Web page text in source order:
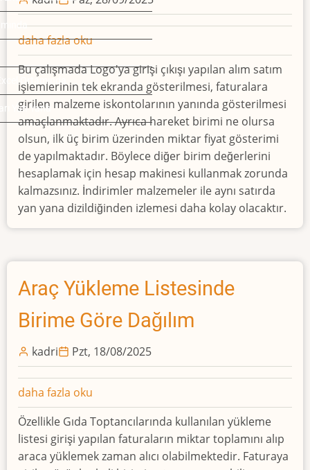
Ortamında
Yan Yana
Logo
Alım
Satım
Analizi
(İskontolar
Tek
Satırda)
Excel
Ortamında
hakkında
daha fazla oku
Bu çalışmada Logo'ya girişi çıkışı yapılan alım satım
işlemlerinin tek ekranda gösterilmesi, faturalara
girilen malzeme iskontolarının yanında gösterilmesi
amaçlanmaktadır. Ayrıca hareket birimi ne olursa
olsun, ilk üç birim üzerinden miktar fiyat gösterimi
de yapılmaktadır. Böylece diğer birim değerlerini
hesaplamak için hesap makinesi kullanmak zorunda
kalmazsınız. İndirimler malzemeler ile aynı satırda
yan yana dizildiğinden izlemesi daha kolay olacaktır.
Araç Yükleme Listesinde
Birime Göre Dağılım
kadri Pzt, 18/08/2025
Araç
Yükleme
Listesinde
Birime
Göre
daha fazla oku
Özellikle Gıda Toptancılarında kullanılan yükleme
listesi girişi yapılan faturaların miktar toplamını alıp
araca yüklemek zaman alıcı olabilmektedir. Faturaya